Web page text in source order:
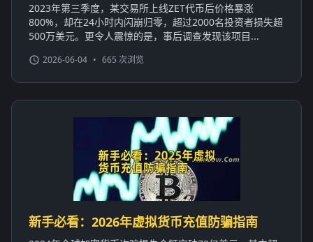
2023年第三季度，某交易所上线ZET代币后价格暴涨
800%，却在24小时内闪崩归零，超过2000名投资者损失超
500万美元。更令人震惊的是，事后调查发现该项目...
2026-06-04 • 665 次浏览
新手必看：2026年虚拟货币充值防骗指南